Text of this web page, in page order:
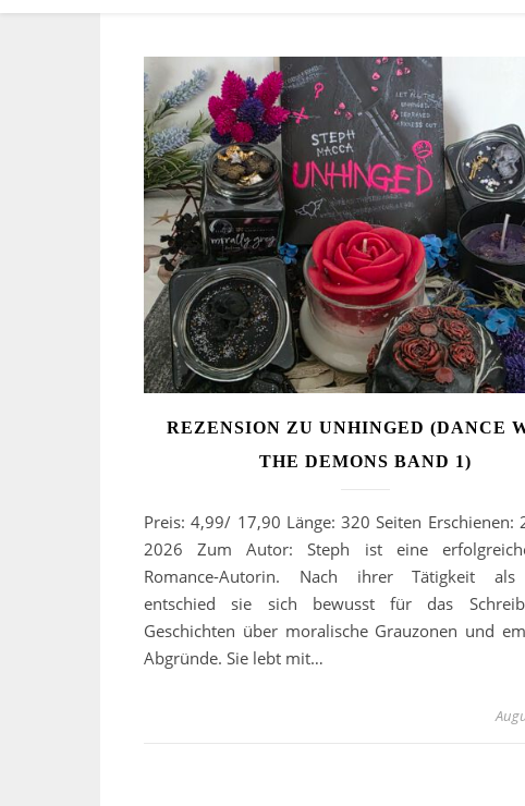
REZENSION ZU UNHINGED (DANCE
THE DEMONS BAND 1)
Preis: 4,99/ 17,90 Länge: 320 Seiten Erschienen:
2026 Zum Autor: Steph ist eine
Romance-Autorin. Nach ihrer Tätigkeit als
entschied sie sich bewusst für das
Geschichten über moralische Grauzonen und
Abgründe. Sie lebt mit…